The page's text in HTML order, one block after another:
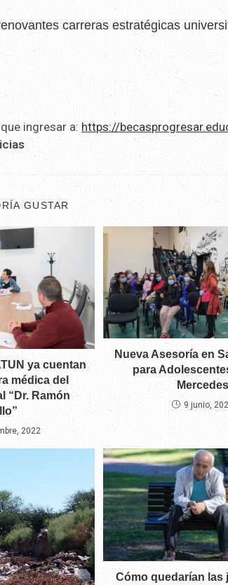
carreras estratégicas
ingresar a: https://
GUSTAR
ya cuentan
médica del
“Dr. Ramón
2022
Nueva Asesoría en
para
Mercedes
9 junio,
Cómo quedarían las